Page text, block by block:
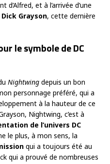
et à l’arrivée d’une
Dick Grayson, cette dernière
le symbole de DC
Nightwing depuis un bon
personnage préféré, qui a
à la hauteur de ce
Nightwing, c’est à
de l’univers DC
le plus, à mon sens, la
qui a toujours été au
qui a prouvé de nombreuses